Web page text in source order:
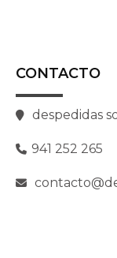
CONTACTO
despedidas
941 252 265